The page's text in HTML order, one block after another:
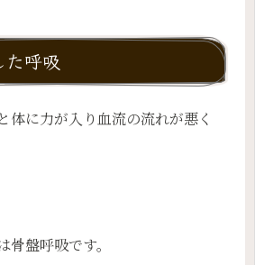
た呼吸
体に力が入り血流の流れが悪く
盤呼吸です。